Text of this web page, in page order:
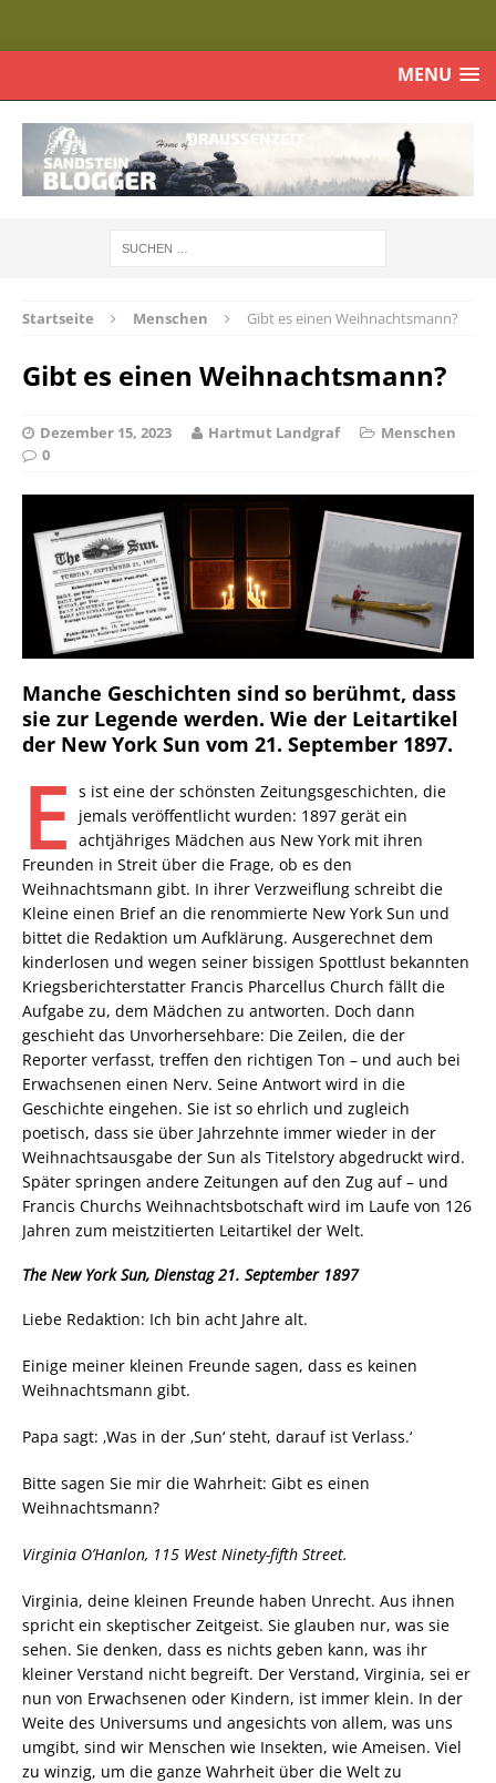
MENU
Startseite Menschen Gibt es einen Weihnachtsmann?
Gibt es einen Weihnachtsmann?
Dezember 15, 2023 Hartmut Landgraf
Menschen
0
Manche Geschichten sind so berühmt, dass
sie zur Legende werden. Wie der Leitartikel
der New York Sun vom 21. September 1897.
E s ist eine der schönsten Zeitungsgeschichten, die
jemals veröffentlicht wurden: 1897 gerät ein
achtjähriges Mädchen aus New York mit ihren
Freunden in Streit über die Frage, ob es den
Weihnachtsmann gibt. In ihrer Verzweiflung schreibt die
Kleine einen Brief an die renommierte New York Sun und
bittet die Redaktion um Aufklärung. Ausgerechnet dem
kinderlosen und wegen seiner bissigen Spottlust bekannten
Kriegsberichterstatter Francis Pharcellus Church fällt die
Aufgabe zu, dem Mädchen zu antworten. Doch dann
geschieht das Unvorhersehbare: Die Zeilen, die der
Reporter verfasst, treffen den richtigen Ton – und auch bei
Erwachsenen einen Nerv. Seine Antwort wird in die
Geschichte eingehen. Sie ist so ehrlich und zugleich
poetisch, dass sie über Jahrzehnte immer wieder in der
Weihnachtsausgabe der Sun als Titelstory abgedruckt wird.
Später springen andere Zeitungen auf den Zug auf – und
Francis Churchs Weihnachtsbotschaft wird im Laufe von 126
Jahren zum meistzitierten Leitartikel der Welt.
The New York Sun, Dienstag 21. September 1897
Liebe Redaktion: Ich bin acht Jahre alt.
Einige meiner kleinen Freunde sagen, dass es keinen
Weihnachtsmann gibt.
Papa sagt: ‚Was in der ‚Sun‘ steht, darauf ist Verlass.‘
Bitte sagen Sie mir die Wahrheit: Gibt es einen
Weihnachtsmann?
Virginia O’Hanlon, 115 West Ninety-fifth Street.
Virginia, deine kleinen Freunde haben Unrecht. Aus ihnen
spricht ein skeptischer Zeitgeist. Sie glauben nur, was sie
sehen. Sie denken, dass es nichts geben kann, was ihr
kleiner Verstand nicht begreift. Der Verstand, Virginia, sei er
nun von Erwachsenen oder Kindern, ist immer klein. In der
Weite des Universums und angesichts von allem, was uns
umgibt, sind wir Menschen wie Insekten, wie Ameisen. Viel
zu winzig, um die ganze Wahrheit über die Welt zu